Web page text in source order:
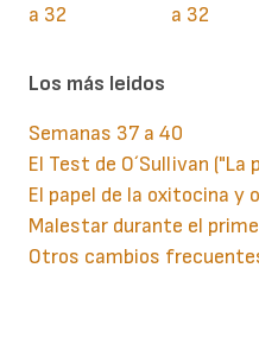
a 32
a 32
Los más leidos
Semanas 37 a 40
El Test de O´Sullivan ("La
El papel de la oxitocina y
Malestar durante el
Otros cambios